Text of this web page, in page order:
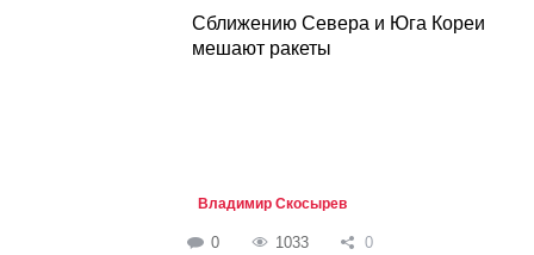
Сближению Севера и Юга Кореи
мешают ракеты
Владимир Скосырев
0 1033 0